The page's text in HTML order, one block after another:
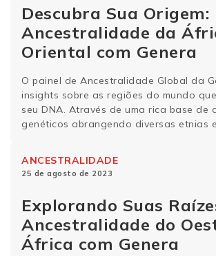
Descubra Sua Origem:
Ancestralidade da
Oriental com Genera
O painel de Ancestralidade Global da
insights sobre as regiões do mundo
seu DNA. Através de uma rica base de
genéticos abrangendo diversas etnias
História genética da África Oriental A
Continue lendo
ANCESTRALIDADE
25 de agosto de 2023
Explorando Suas
Ancestralidade do
África com Genera